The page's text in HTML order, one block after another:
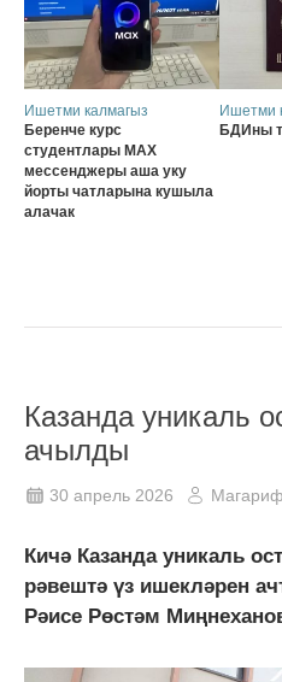
Ишетми калмагыз
Беренче курс
студентлары MAX
мессенджеры аша уку
йорты чатларына кушыла
алачак
Ишетми
БДИны
Казанда уникаль
ачылды
30 апрель 2026 Магариф
Кичә Казанда уникаль
рәвештә үз ишекләрен
Рәисе Рөстәм